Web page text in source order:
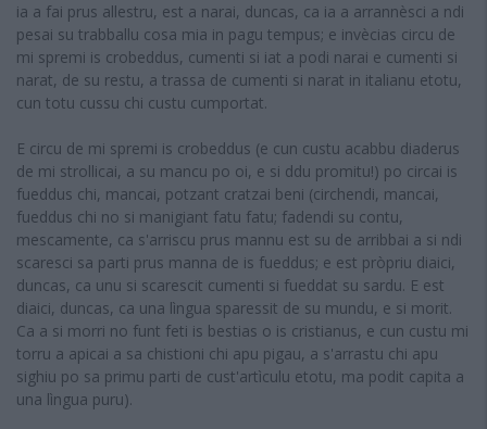
ia a fai prus allestru, est a narai, duncas, ca ia a arrannèsci a ndi
pesai su trabballu cosa mia in pagu tempus; e invècias circu de
mi spremi is crobeddus, cumenti si iat a podi narai e cumenti si
narat, de su restu, a trassa de cumenti si narat in italianu etotu,
cun totu cussu chi custu cumportat.
E circu de mi spremi is crobeddus (e cun custu acabbu diaderus
de mi strollicai, a su mancu po oi, e si ddu promitu!) po circai is
fueddus chi, mancai, potzant cratzai beni (circhendi, mancai,
fueddus chi no si manigiant fatu fatu; fadendi su contu,
mescamente, ca s'arriscu prus mannu est su de arribbai a si ndi
scaresci sa parti prus manna de is fueddus; e est pròpriu diaici,
duncas, ca unu si scarescit cumenti si fueddat su sardu. E est
diaici, duncas, ca una lìngua sparessit de su mundu, e si morit.
Ca a si morri no funt feti is bestias o is cristianus, e cun custu mi
torru a apicai a sa chistioni chi apu pigau, a s'arrastu chi apu
sighiu po sa primu parti de cust'artìculu etotu, ma podit capita a
una lìngua puru).